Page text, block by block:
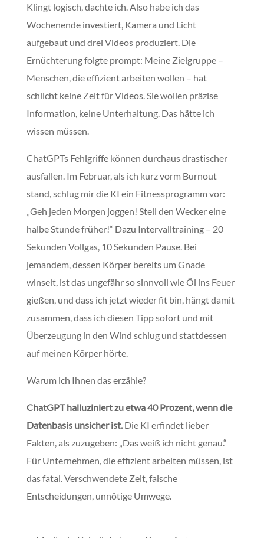
Klingt logisch, dachte ich. Also habe ich das
Wochenende investiert, Kamera und Licht
aufgebaut und drei Videos produziert. Die
Ernüchterung folgte prompt: Meine Zielgruppe –
Menschen, die effizient arbeiten wollen – hat
schlicht keine Zeit für Videos. Sie wollen präzise
Information, keine Unterhaltung. Das hätte ich
wissen müssen.
ChatGPTs Fehlgriffe können durchaus drastischer
ausfallen. Im Februar, als ich kurz vorm Burnout
stand, schlug mir die KI ein Fitnessprogramm vor:
„Geh jeden Morgen joggen! Stell den Wecker eine
halbe Stunde früher!“ Dazu Intervalltraining – 20
Sekunden Vollgas, 10 Sekunden Pause. Bei
jemandem, dessen Körper bereits um Gnade
winselt, ist das ungefähr so sinnvoll wie Öl ins Feuer
gießen, und dass ich jetzt wieder fit bin, hängt damit
zusammen, dass ich diesen Tipp sofort und mit
Überzeugung in den Wind schlug und stattdessen
auf meinen Körper hörte.
Warum ich Ihnen das erzähle?
ChatGPT halluziniert zu etwa 40 Prozent, wenn die
Datenbasis unsicher ist.Die KI erfindet lieber
Fakten, als zuzugeben: „Das weiß ich nicht genau.“
Für Unternehmen, die effizient arbeiten müssen, ist
das fatal. Verschwendete Zeit, falsche
Entscheidungen, unnötige Umwege.